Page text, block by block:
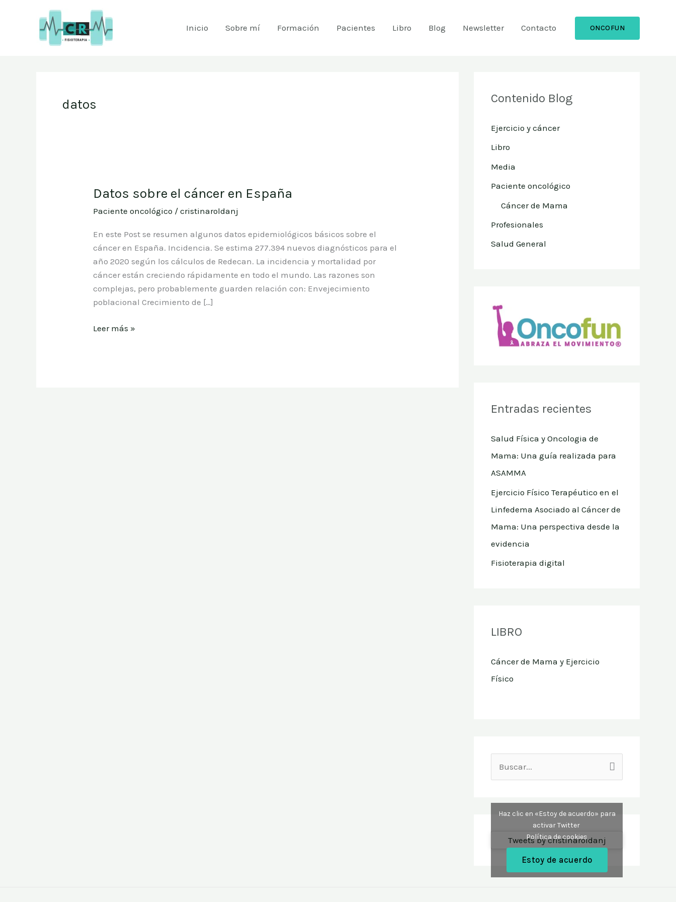
Inicio Sobre mí Formación Pacientes Libro Blog Newsletter Contacto ONCOFUN
datos
Datos sobre el cáncer en España
Paciente oncológico /cristinaroldanj
En este Post se resumen algunos datos epidemiológicos básicos sobre el
cáncer en España. Incidencia. Se estima 277.394 nuevos diagnósticos para el
año 2020 según los cálculos de Redecan. La incidencia y mortalidad por
cáncer están creciendo rápidamente en todo el mundo. Las razones son
complejas, pero probablemente guarden relación con: Envejecimiento
poblacional Crecimiento de […]
Datos
cáncer
en
España
Leer más »
Contenido Blog
Ejercicio y cáncer
Libro
Media
Paciente oncológico
Cáncer de Mama
Profesionales
Salud General
Entradas recientes
Salud Física y Oncologia de
Mama: Una guía realizada para
ASAMMA
Ejercicio Físico Terapéutico en el
Linfedema Asociado al Cáncer de
Mama: Una perspectiva desde la
evidencia
Fisioterapia digital
LIBRO
Cáncer de Mama y Ejercicio
Físico
s
Tweets by cristinaroldanj
Haz clic en «Estoy de acuerdo» para
activar Twitter
Política de cookies
Estoy de acuerdo